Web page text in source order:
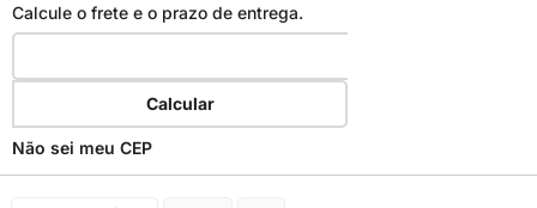
Calcule o frete e o prazo de entrega.
Calcular
Não sei meu CEP